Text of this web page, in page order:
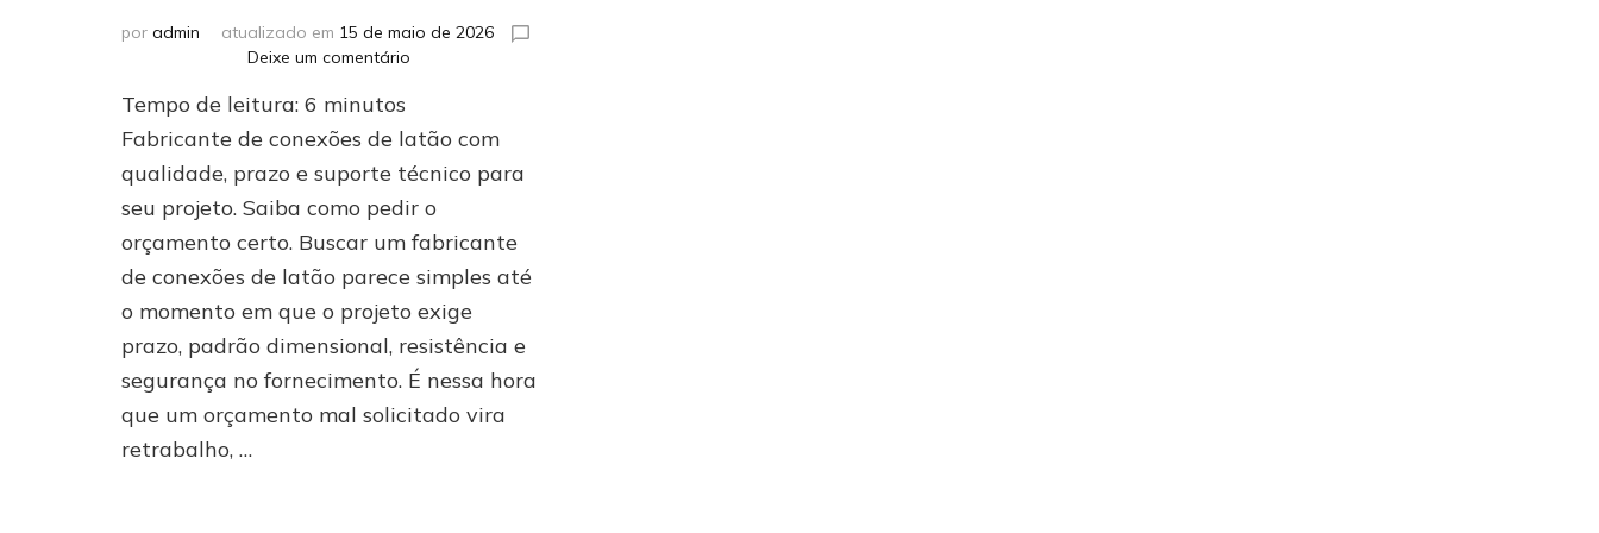
por admin atualizado em 15 de maio de 2026
Deixe um comentário
conexões
latão:
peça
orçamento
certo
Tempo de leitura: 6 minutos
Fabricante de conexões de latão com
qualidade, prazo e suporte técnico para
seu projeto. Saiba como pedir o
orçamento certo. Buscar um fabricante
de conexões de latão parece simples até
o momento em que o projeto exige
prazo, padrão dimensional, resistência e
segurança no fornecimento. É nessa hora
que um orçamento mal solicitado vira
retrabalho, …